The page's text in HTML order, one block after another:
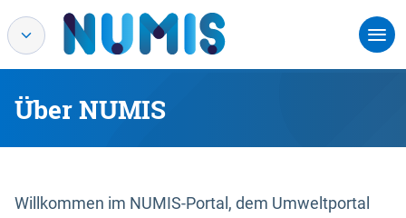
Über NUMIS
Willkommen im NUMIS-Portal, dem Umweltportal